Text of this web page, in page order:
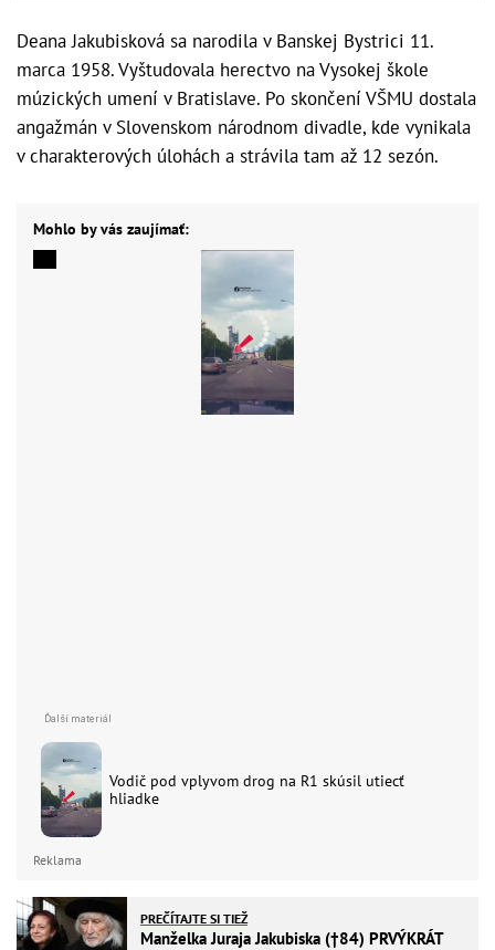
Deana Jakubisková sa narodila v Banskej Bystrici 11.
marca 1958. Vyštudovala herectvo na Vysokej škole
múzických umení v Bratislave. Po skončení VŠMU dostala
angažmán v Slovenskom národnom divadle, kde vynikala
v charakterových úlohách a strávila tam až 12 sezón.
Mohlo by vás zaujímať:
Vodič pod vplyvom drog na R1 skúsil utiecť
hliadke
Reklama
PREČÍTAJTE SI TIEŽ
Manželka Juraja Jakubiska (†84) PRVÝKRÁT